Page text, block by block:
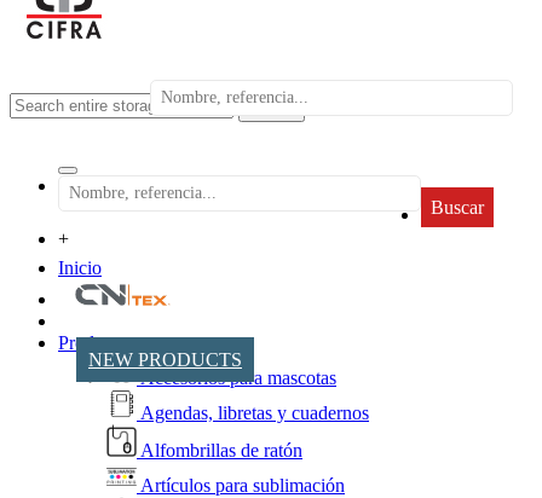
search
Buscar
+
Inicio
NEW PRODUCTS
Productos
Accesorios para mascotas
Agendas, libretas y cuadernos
Alfombrillas de ratón
Artículos para sublimación